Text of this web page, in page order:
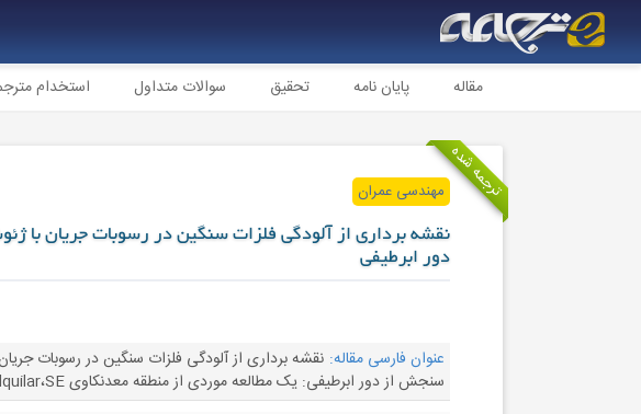
مقاله پایان نامه تحقیق سوالات متداول استخدام
ترجمه شدهمهندسی عمران
نقشه برداری از آلودگی فلزات سنگین در رسوبات جریان با
دور ابرطیفی
عنوان فارسی مقاله: نقشه برداری از آلودگی فلزات سنگین در رسوبات
سنجش از دور ابرطیفی: یک مطالعه موردی از منطقه معدنکاوی Rodalquilar،SE اسپانیا